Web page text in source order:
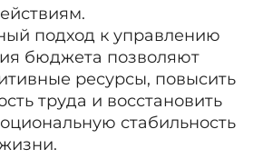
подход к управлению
бюджета позволяют
ресурсы, повысить
труда и восстановить
стабильность